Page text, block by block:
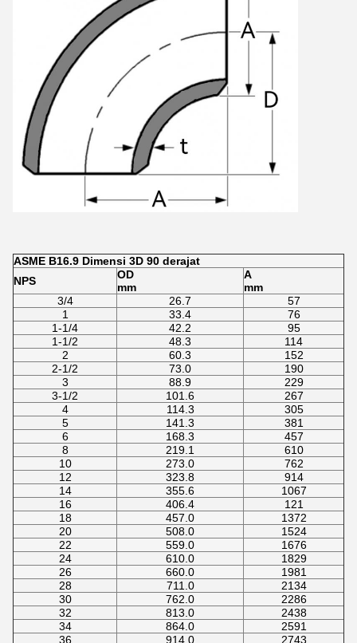
ASME B16.9 Dimensi 3D 90 derajat
NPS
OD
mm
A
mm
3/4
26.7
57
1
33.4
76
1-1/4
42.2
95
1-1/2
48.3
114
2
60.3
152
2-1/2
73.0
190
3
88.9
229
3-1/2
101.6
267
4
114.3
305
5
141.3
381
6
168.3
457
8
219.1
610
10
273.0
762
12
323.8
914
14
355.6
1067
16
406.4
121
18
457.0
1372
20
508.0
1524
22
559.0
1676
24
610.0
1829
26
660.0
1981
28
711.0
2134
30
762.0
2286
32
813.0
2438
34
864.0
2591
36
914.0 2743